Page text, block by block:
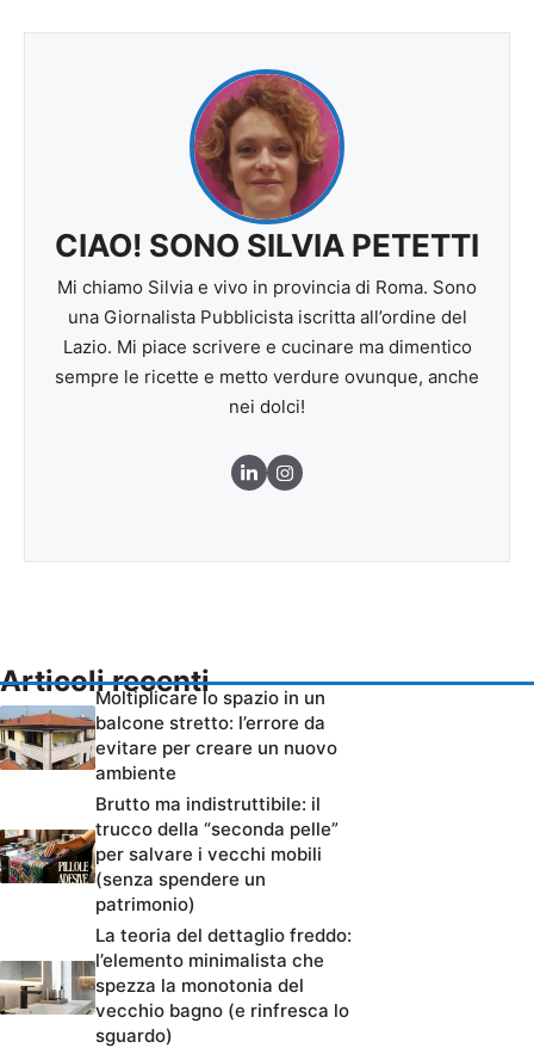
CIAO! SONO SILVIA PETETTI
Mi chiamo Silvia e vivo in provincia di Roma. Sono
una Giornalista Pubblicista iscritta all’ordine del
Lazio. Mi piace scrivere e cucinare ma dimentico
sempre le ricette e metto verdure ovunque, anche
nei dolci!
Articoli recenti
Moltiplicare lo spazio in un
balcone stretto: l’errore da
evitare per creare un nuovo
ambiente
Brutto ma indistruttibile: il
trucco della “seconda pelle”
per salvare i vecchi mobili
(senza spendere un
patrimonio)
La teoria del dettaglio freddo:
l’elemento minimalista che
spezza la monotonia del
vecchio bagno (e rinfresca lo
sguardo)